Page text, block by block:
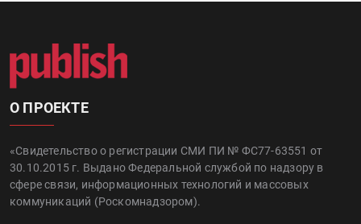
О ПРОЕКТЕ
«Свидетельство о регистрации СМИ ПИ № ФС77-63551 от
30.10.2015 г. Выдано Федеральной службой по надзору в
сфере связи, информационных технологий и массовых
коммуникаций (Роскомнадзором).